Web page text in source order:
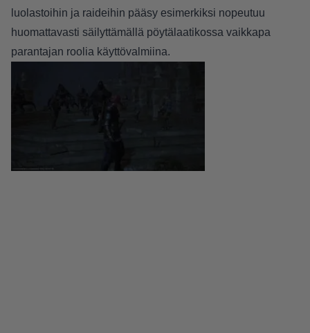
luolastoihin ja raideihin pääsy esimerkiksi nopeutuu
huomattavasti säilyttämällä pöytälaatikossa vaikkapa
parantajan roolia käyttövalmiina.